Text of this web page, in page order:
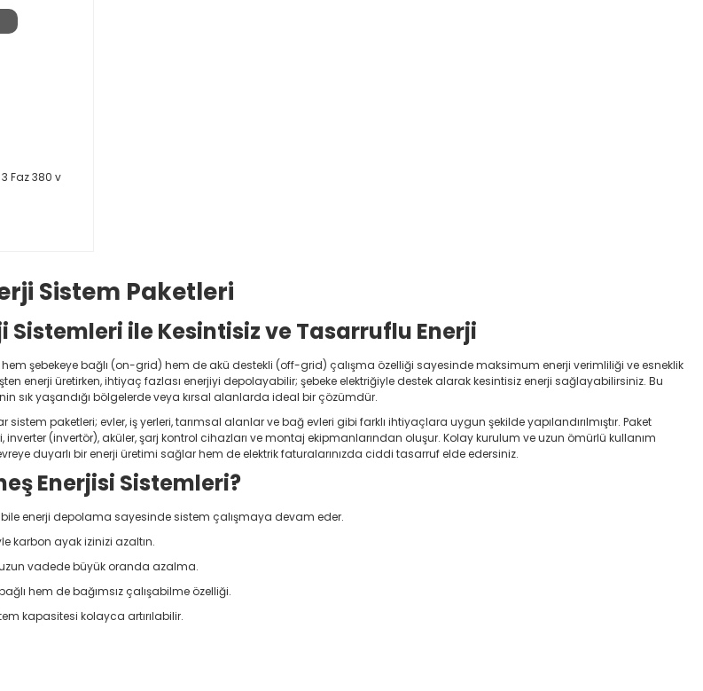
Faz 380 v
Sistem Paketleri
Sistemleri ile Kesintisiz ve Tasarruflu Enerji
hem şebekeye bağlı (on-grid) hem de akü destekli (off-grid) çalışma özelliği sayesinde maksimum enerji verimliliği ve esneklik
enerji üretirken, ihtiyaç fazlası enerjiyi depolayabilir; şebeke elektriğiyle destek alarak kesintisiz enerji sağlayabilirsiniz. Bu
sık yaşandığı bölgelerde veya kırsal alanlarda ideal bir çözümdür.
paketleri; evler, iş yerleri, tarımsal alanlar ve bağ evleri gibi farklı ihtiyaçlara uygun şekilde yapılandırılmıştır. Paket
inverter (invertör), aküler, şarj kontrol cihazları ve montaj ekipmanlarından oluşur. Kolay kurulum ve uzun ömürlü kullanım
duyarlı bir enerji üretimi sağlar hem de elektrik faturalarınızda ciddi tasarruf elde edersiniz.
Enerjisi Sistemleri?
bile enerji depolama sayesinde sistem çalışmaya devam eder.
karbon ayak izinizi azaltın.
uzun vadede büyük oranda azalma.
hem de bağımsız çalışabilme özelliği.
kapasitesi kolayca artırılabilir.